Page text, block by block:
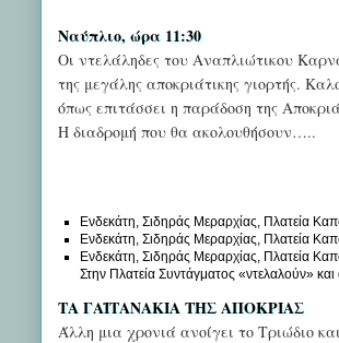
Ναύπλιο, ώρα 11:30
Οι ντελάληδες του Αναπλιώτικου
της μεγάλης αποκριάτικης γιορτής.
όπως επιτάσσει η παράδοση της
Η διαδρομή που θα ακολουθήσουν…..
Ενδεκάτη, Σιδηράς Μεραρχίας, Πλατεία
Ενδεκάτη, Σιδηράς Μεραρχίας, Πλατεία
Ενδεκάτη, Σιδηράς Μεραρχίας, Πλατεία
Στην Πλατεία Συντάγματος «ντελαλούν»
ΤΑ ΓΑΪΤΑΝΑΚΙΑ ΤΗΣ ΑΠΟΚΡΙΑΣ
Άλλη μια χρονιά ανοίγει το Τριώδιο